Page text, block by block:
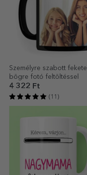
Személyre szabott fekete
bögre fotó feltöltéssel
4 322 Ft
(11)